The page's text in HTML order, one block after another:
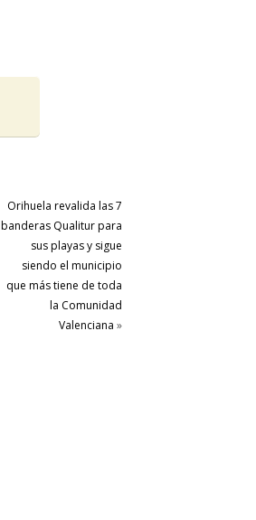
Orihuela revalida las 7
banderas Qualitur para
sus playas y sigue
siendo el municipio
que más tiene de toda
la Comunidad
Valenciana »